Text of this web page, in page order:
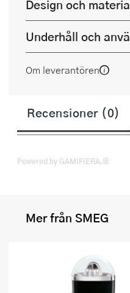
Design och
Underhåll och
Om leverantören
Recensioner (0)
Powered by GAMIFIERA.®
Mer från SMEG